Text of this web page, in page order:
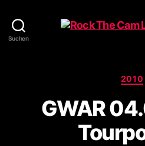
Suchen
2010
GWAR